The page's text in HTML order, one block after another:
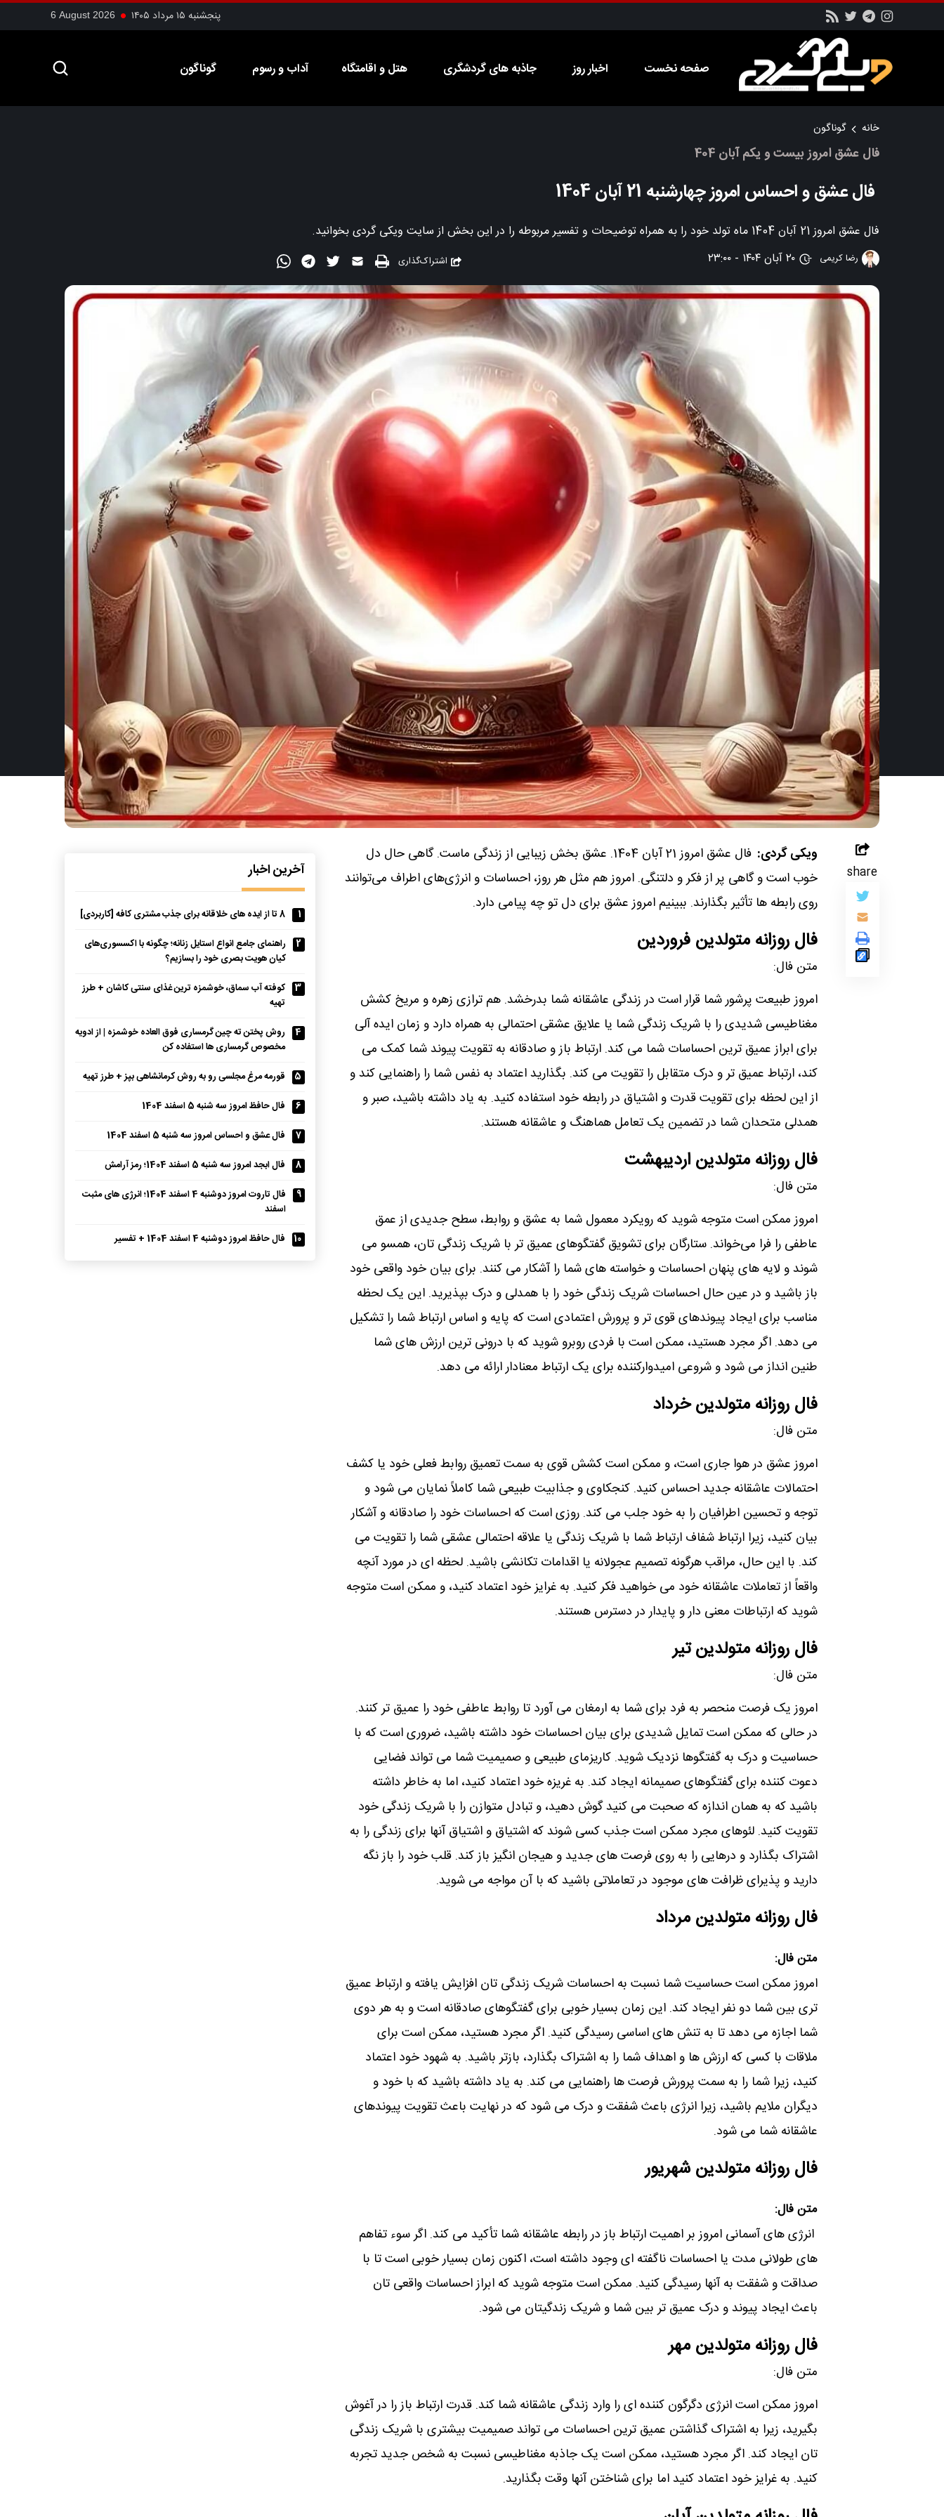
پنجشنبه ۱۵ مرداد ۱۴۰۵ 6 August 2026
صفحه نخست اخبار روز جاذبه های گردشگری هتل و اقامتگاه آداب و رسوم گوناگون
خانه گوناگون
فال عشق امروز بیست و یکم آبان 404
فال عشق و احساس امروز چهارشنبه 21 آبان 1404
فال عشق امروز 21 آبان 1404 ماه تولد خود را به همراه توضیحات و تفسیر مربوطه را در این بخش از سایت ویکی گردی بخوانید.
اشتراک‌گذاری رضا کریمی ۲۰ آبان ۱۴۰۴ - ۲۳:۰۰
ویکی گردی:
فال عشق امروز 21 آبان 1404. عشق بخش زیبایی از زندگی ماست. گاهی حال دل
خوب است و گاهی پر از فکر و دلتنگی. امروز هم مثل هر روز، احساسات و انرژی‌های اطراف می‌توانند
روی رابطه‌ ها تأثیر بگذارند. ببینیم امروز عشق برای دل تو چه پیامی دارد.
فال روزانه متولدین فروردین
متن فال:
امروز طبیعت پرشور شما قرار است در زندگی عاشقانه شما بدرخشد. هم ترازی زهره و مریخ کشش
مغناطیسی شدیدی را با شریک زندگی شما یا علایق عشقی احتمالی به همراه دارد و زمان ایده آلی
برای ابراز عمیق ترین احساسات شما می کند. ارتباط باز و صادقانه به تقویت پیوند شما کمک می
کند، ارتباط عمیق تر و درک متقابل را تقویت می کند. بگذارید اعتماد به نفس شما را راهنمایی کند و
از این لحظه برای تقویت قدرت و اشتیاق در رابطه خود استفاده کنید. به یاد داشته باشید، صبر و
همدلی متحدان شما در تضمین یک تعامل هماهنگ و عاشقانه هستند.
فال روزانه متولدین اردیبهشت
متن فال:
امروز ممکن است متوجه شوید که رویکرد معمول شما به عشق و روابط، سطح جدیدی از عمق
عاطفی را فرا می‌خواند. ستارگان برای تشویق گفتگوهای عمیق تر با شریک زندگی تان، همسو می
شوند و لایه های پنهان احساسات و خواسته های شما را آشکار می کنند. برای بیان خود واقعی خود
باز باشید و در عین حال احساسات شریک زندگی خود را با همدلی و درک بپذیرید. این یک لحظه
مناسب برای ایجاد پیوندهای قوی تر و پرورش اعتمادی است که پایه و اساس ارتباط شما را تشکیل
می دهد. اگر مجرد هستید، ممکن است با فردی روبرو شوید که با درونی ترین ارزش های شما
طنین انداز می شود و شروعی امیدوارکننده برای یک ارتباط معنادار ارائه می دهد.
فال روزانه متولدین خرداد
متن فال:
امروز عشق در هوا جاری است، و ممکن است کشش قوی به سمت تعمیق روابط فعلی خود یا کشف
احتمالات عاشقانه جدید احساس کنید. کنجکاوی و جذابیت طبیعی شما کاملاً نمایان می شود و
توجه و تحسین اطرافیان را به خود جلب می کند. روزی است که احساسات خود را صادقانه و آشکار
بیان کنید، زیرا ارتباط شفاف ارتباط شما با شریک زندگی یا علاقه احتمالی عشقی شما را تقویت می
کند. با این حال، مراقب هرگونه تصمیم عجولانه یا اقدامات تکانشی باشید. لحظه ای در مورد آنچه
واقعاً از تعاملات عاشقانه خود می خواهید فکر کنید. به غرایز خود اعتماد کنید، و ممکن است متوجه
شوید که ارتباطات معنی دار و پایدار در دسترس هستند.
فال روزانه متولدین تیر
متن فال:
امروز یک فرصت منحصر به فرد برای شما به ارمغان می آورد تا روابط عاطفی خود را عمیق تر کنند.
در حالی که ممکن است تمایل شدیدی برای بیان احساسات خود داشته باشید، ضروری است که با
حساسیت و درک به گفتگوها نزدیک شوید. کاریزمای طبیعی و صمیمیت شما می تواند فضایی
دعوت کننده برای گفتگوهای صمیمانه ایجاد کند. به غریزه خود اعتماد کنید، اما به خاطر داشته
باشید که به همان اندازه که صحبت می کنید گوش دهید، و تبادل متوازن را با شریک زندگی خود
تقویت کنید. لئوهای مجرد ممکن است جذب کسی شوند که اشتیاق و اشتیاق آنها برای زندگی را به
اشتراک بگذارد و درهایی را به روی فرصت های جدید و هیجان انگیز باز کند. قلب خود را باز نگه
دارید و پذیرای ظرافت های موجود در تعاملاتی باشید که با آن مواجه می شوید.
فال روزانه متولدین مرداد
متن فال:
امروز ممکن است حساسیت شما نسبت به احساسات شریک زندگی تان افزایش یافته و ارتباط عمیق
تری بین شما دو نفر ایجاد کند. این زمان بسیار خوبی برای گفتگوهای صادقانه است و به هر دوی
شما اجازه می دهد تا به تنش های اساسی رسیدگی کنید. اگر مجرد هستید، ممکن است برای
ملاقات با کسی که ارزش ها و اهداف شما را به اشتراک بگذارد، بازتر باشید. به شهود خود اعتماد
کنید، زیرا شما را به سمت پرورش فرصت ها راهنمایی می کند. به یاد داشته باشید که با خود و
دیگران ملایم باشید، زیرا انرژی باعث شفقت و درک می شود که در نهایت باعث تقویت پیوندهای
عاشقانه شما می شود.
فال روزانه متولدین شهریور
متن فال:
انرژی های آسمانی امروز بر اهمیت ارتباط باز در رابطه عاشقانه شما تأکید می کند. اگر سوء تفاهم
های طولانی مدت یا احساسات ناگفته ای وجود داشته است، اکنون زمان بسیار خوبی است تا با
صداقت و شفقت به آنها رسیدگی کنید. ممکن است متوجه شوید که ابراز احساسات واقعی تان
باعث ایجاد پیوند و درک عمیق تر بین شما و شریک زندگیتان می شود.
فال روزانه متولدین مهر
متن فال:
امروز ممکن است انرژی دگرگون کننده ای را وارد زندگی عاشقانه شما کند. قدرت ارتباط باز را در آغوش
بگیرید، زیرا به اشتراک گذاشتن عمیق ترین احساسات می تواند صمیمیت بیشتری با شریک زندگی
تان ایجاد کند. اگر مجرد هستید، ممکن است یک جاذبه مغناطیسی نسبت به شخص جدید تجربه
کنید. به غرایز خود اعتماد کنید اما برای شناختن آنها وقت بگذارید.
آخرین اخبار
1
8 تا از ایده های خلاقانه برای جذب مشتری کافه [کاربردی]
2
راهنمای جامع انواع استایل زنانه؛ چگونه با اکسسوری‌های
کیان هویت بصری خود را بسازیم؟
3
کوفته آب سماق، خوشمزه ترین غذای سنتی کاشان + طرز
تهیه
4
روش پختن ته چین گرمساری فوق العاده خوشمزه | از ادویه
مخصوص گرمساری ها استفاده کن
5
قورمه مرغ مجلسی رو به روش کرمانشاهی بپز + طرز تهیه
6
فال حافظ امروز سه شنبه 5 اسفند 1404
7
فال عشق و احساس امروز سه شنبه 5 اسفند 1404
8
فال ابجد امروز سه شنبه 5 اسفند 1404؛ رمز آرامش
9
فال تاروت امروز دوشنبه 4 اسفند 1404؛ انرژی های مثبت
اسفند
10
فال حافظ امروز دوشنبه 4 اسفند 1404 + تفسیر
share